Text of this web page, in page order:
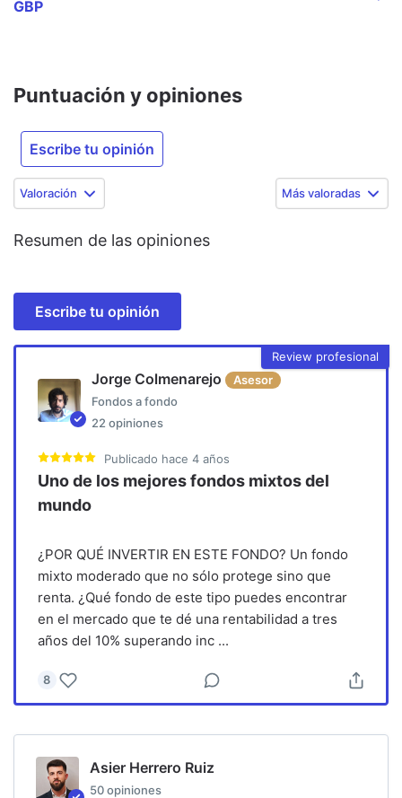
GBP
Puntuación y opiniones
Escribe tu opinión
Valoración Más valoradas
Resumen de las opiniones
Escribe tu opinión
Review profesional
Jorge Colmenarejo
Asesor
Fondos a fondo
22 opiniones
Publicado hace 4 años
Uno de los mejores fondos mixtos del
mundo
¿POR QUÉ INVERTIR EN ESTE FONDO? Un fondo
mixto moderado que no sólo protege sino que
renta. ¿Qué fondo de este tipo puedes encontrar
en el mercado que te dé una rentabilidad a tres
años del 10% superando inc...
8
Asier Herrero Ruiz
50opiniones